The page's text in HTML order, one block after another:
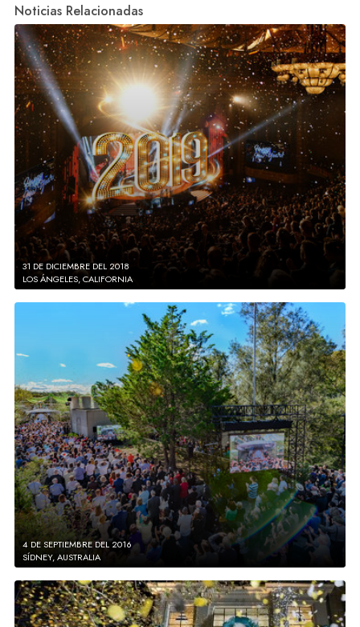
Noticias Relacionadas
31 DE DICIEMBRE DEL 2018
LOS ÁNGELES, CALIFORNIA
4 DE SEPTIEMBRE DEL 2016
SÍDNEY, AUSTRALIA